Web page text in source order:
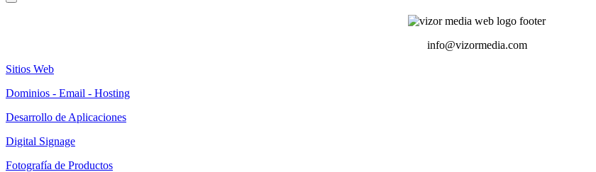
info@vizormedia.com
Sitios Web
Dominios - Email - Hosting
Desarrollo de Aplicaciones
Digital Signage
Fotografía de Productos